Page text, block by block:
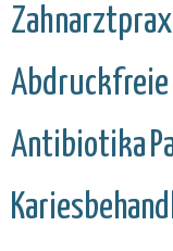
Abdruckfreie
Antibiotika